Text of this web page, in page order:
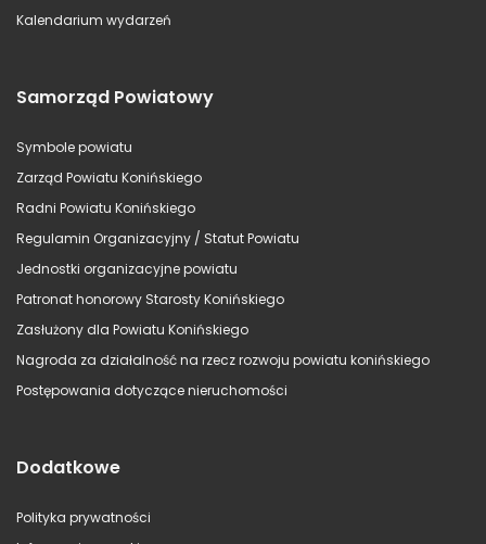
Kalendarium wydarzeń
Samorząd Powiatowy
Symbole powiatu
Zarząd Powiatu Konińskiego
Radni Powiatu Konińskiego
Regulamin Organizacyjny / Statut Powiatu
Jednostki organizacyjne powiatu
Patronat honorowy Starosty Konińskiego
Zasłużony dla Powiatu Konińskiego
Nagroda za działalność na rzecz rozwoju powiatu konińskiego
Postępowania dotyczące nieruchomości
Dodatkowe
Polityka prywatności